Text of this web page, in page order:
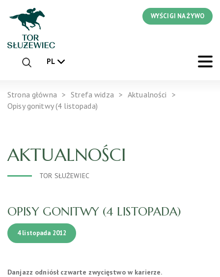
WYŚCIGI NA ŻYWO
PL
Strona główna Strefa widza
Aktualności
Opisy gonitwy (4 listopada)
AKTUALNOŚCI
TOR SŁUŻEWIEC
OPISY GONITWY (4 LISTOPADA)
4 listopada 2012
Danjazz odniósł czwarte zwycięstwo w karierze.